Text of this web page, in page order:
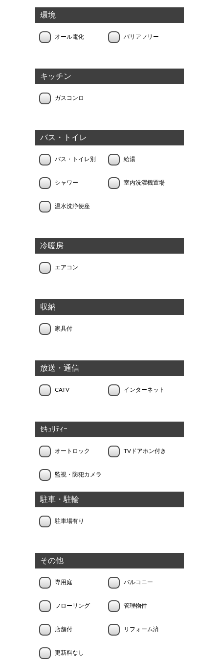
環境
オール電化 バリアフリー
キッチン
ガスコンロ
バス・トイレ
バス・トイレ別 給湯
シャワー 室内洗濯機置場
温水洗浄便座
冷暖房
エアコン
収納
家具付
放送・通信
CATV インターネット
ｾｷｭﾘﾃｨｰ
オートロック TVドアホン付き
監視・防犯カメラ
駐車・駐輪
駐車場有り
その他
専用庭 バルコニー
フローリング 管理物件
店舗付 リフォーム済
更新料なし